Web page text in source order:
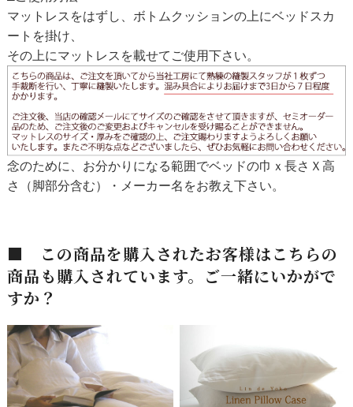
マットレスをはずし、ボトムクッションの上にベッドスカ
ートを掛け、
その上にマットレスを載せてご使用下さい。
念のために、お分かりになる範囲でベッドの巾ｘ長さＸ高
さ（脚部分含む）・メーカー名をお教え下さい。
■ この商品を購入されたお客様はこちらの
商品も購入されています。ご一緒にいかがで
すか？